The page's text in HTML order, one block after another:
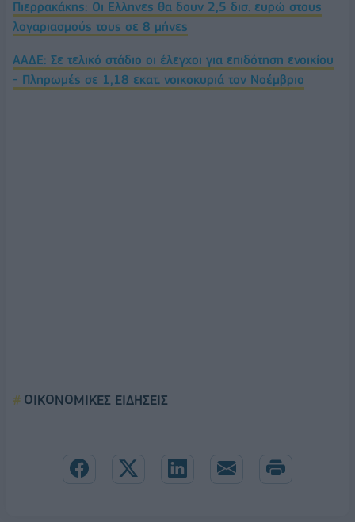
Πιερρακάκης: Οι Ελληνες θα δουν 2,5 δισ. ευρώ στους
λογαριασμούς τους σε 8 μήνες
ΑΑΔΕ: Σε τελικό στάδιο οι έλεγχοι για επιδότηση ενοικίου
- Πληρωμές σε 1,18 εκατ. νοικοκυριά τον Νοέμβριο
ΟΙΚΟΝΟΜΙΚΕΣ ΕΙΔΗΣΕΙΣ